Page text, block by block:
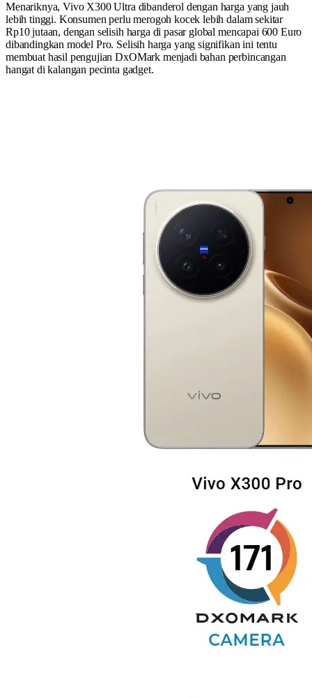
Menariknya, Vivo X300 Ultra dibanderol dengan harga yang jauh
lebih tinggi. Konsumen perlu merogoh kocek lebih dalam sekitar
Rp10 jutaan, dengan selisih harga di pasar global mencapai 600 Euro
dibandingkan model Pro. Selisih harga yang signifikan ini tentu
membuat hasil pengujian DxOMark menjadi bahan perbincangan
hangat di kalangan pecinta gadget.